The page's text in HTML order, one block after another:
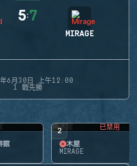
5:7
MIRAGE
6月30日 上午12:00
1 戰先勝
館
2 已禁用
木屋
MIRAGE